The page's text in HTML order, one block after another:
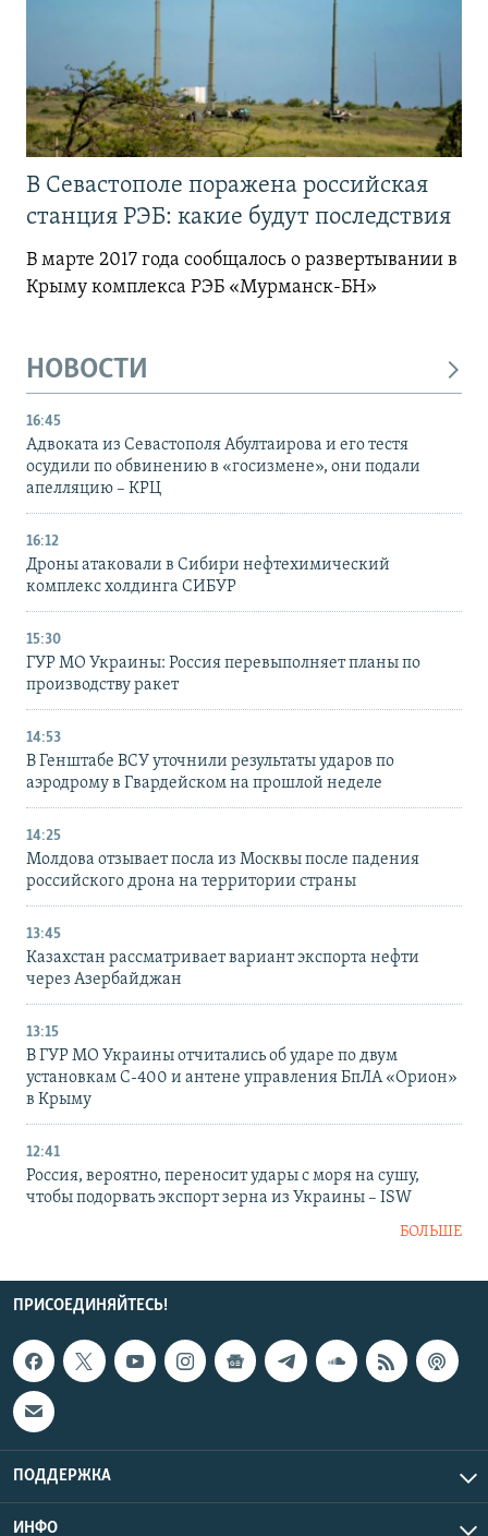
В Севастополе поражена российская
станция РЭБ: какие будут последствия
В марте 2017 года сообщалось о развертывании в
Крыму комплекса РЭБ «Мурманск-БН»
НОВОСТИ
16:45
Адвоката из Севастополя Абултаирова и его тестя
осудили по обвинению в «госизмене», они подали
апелляцию – КРЦ
16:12
Дроны атаковали в Сибири нефтехимический
комплекс холдинга СИБУР
15:30
ГУР МО Украины: Россия перевыполняет планы по
производству ракет
14:53
В Генштабе ВСУ уточнили результаты ударов по
аэродрому в Гвардейском на прошлой неделе
14:25
Молдова отзывает посла из Москвы после падения
российского дрона на территории страны
13:45
Казахстан рассматривает вариант экспорта нефти
через Азербайджан
13:15
В ГУР МО Украины отчитались об ударе по двум
установкам С-400 и антене управления БпЛА «Орион»
в Крыму
12:41
Россия, вероятно, переносит удары с моря на сушу,
чтобы подорвать экспорт зерна из Украины – ISW
БОЛЬШЕ
ПРИСОЕДИНЯЙТЕСЬ!
ПОДДЕРЖКА
ИНФО